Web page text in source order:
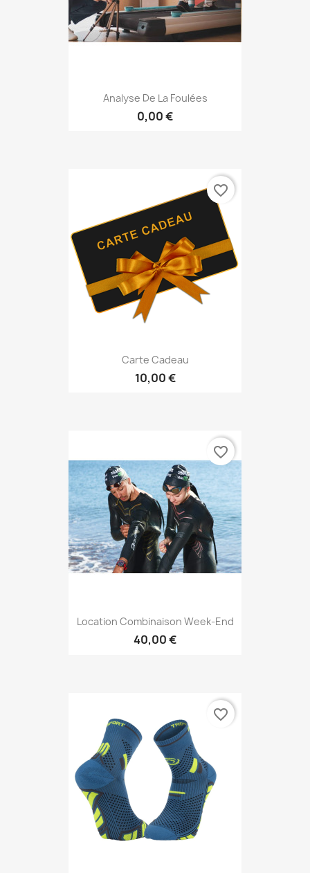
Analyse De La Foulées
0,00 €
Carte Cadeau
10,00 €
favorite_border
Location Combinaison Week-End
40,00 €
favorite_border
favorite_border